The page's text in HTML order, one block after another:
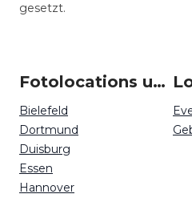
gesetzt.
Fotolocations um Osnabrück
Bielefeld
Dortmund
Duisburg
Essen
Hannover